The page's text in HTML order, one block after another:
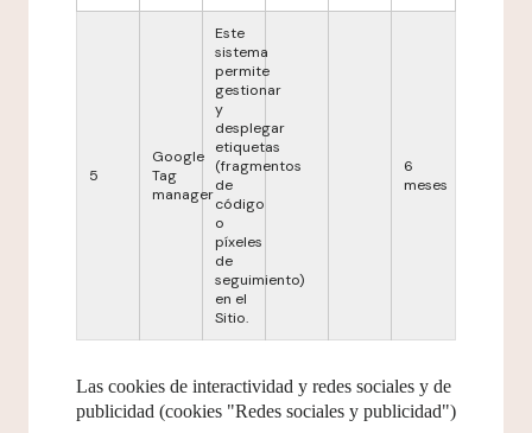
5
Google
Tag
manager
Este
sistema
permite
gestionar
y
desplegar
etiquetas
(fragmentos
de
código
o
píxeles
de
seguimiento)
en el
Sitio.
6
meses
Las cookies de interactividad y redes sociales y de
publicidad (cookies "Redes sociales y publicidad")